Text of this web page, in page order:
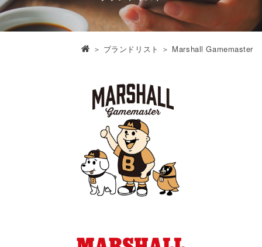
＞ ブランドリスト ＞ Marshall Gamemaster